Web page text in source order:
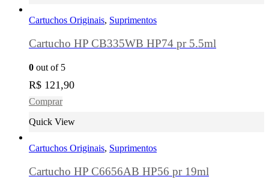
Cartuchos Originais, Suprimentos
Cartucho HP CB335WB HP74 pr 5.5ml
0 out of 5
R$ 121,90
Comprar
Quick View
Cartuchos Originais, Suprimentos
Cartucho HP C6656AB HP56 pr 19ml